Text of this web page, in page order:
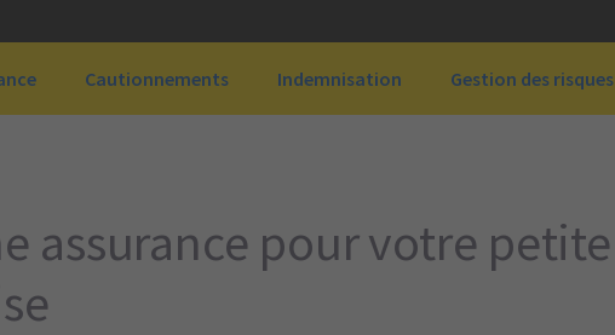
Cautionnements Indemnisation Gestion des risques
assurance pour votre petite